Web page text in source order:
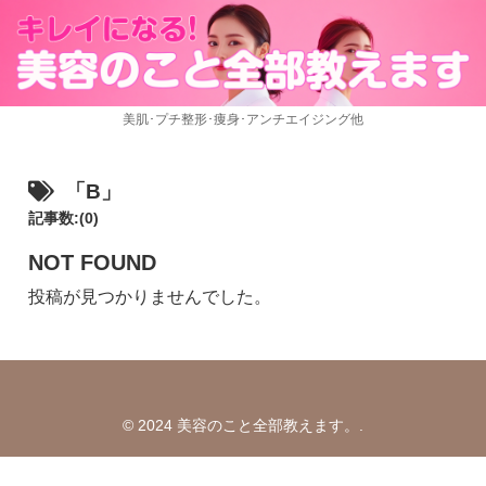
美肌･プチ整形･痩身･アンチエイジング他
「B」
記事数:(0)
NOT FOUND
投稿が見つかりませんでした。
© 2024 美容のこと全部教えます。.